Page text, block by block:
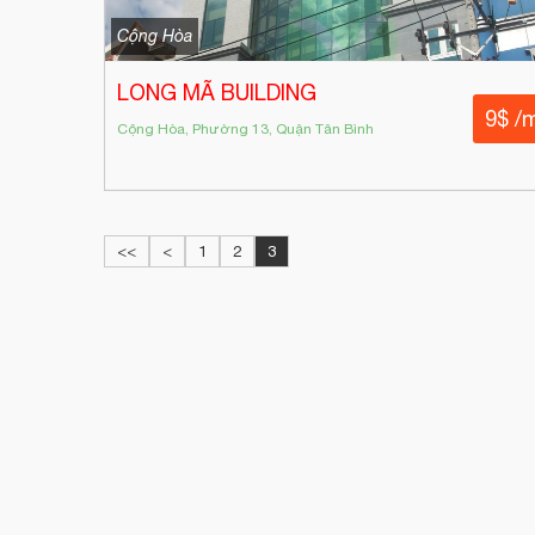
Cộng Hòa
LONG MÃ BUILDING
Cộng Hòa, Phường 13, Quận Tân Bình 9$ /
<< < 1 2 3